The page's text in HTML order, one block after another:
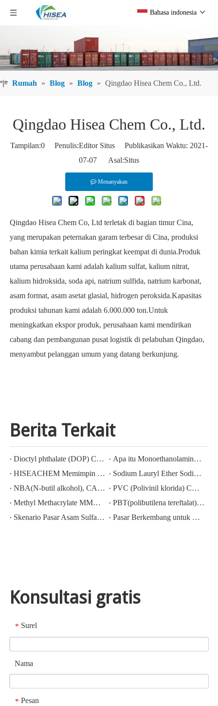
Bahasa indonesia
Rumah » Blog » Blog » Qingdao Hisea Chem Co., Ltd.
Qingdao Hisea Chem Co., Ltd.
Tampilan:0 Penulis:Editor Situs Publikasikan Waktu: 2021-
07-07 Asal:Situs
Menanyakan
Qingdao Hisea Chem Co, Ltd terletak di bagian timur Cina,
yang merupakan peternakan garam terbesar di Cina, produksi
bahan kimia terkait kalium peringkat keempat di dunia.Produk
utama perusahaan kami adalah kalium sulfat, kalium nitrat,
kalium hidroksida, soda api, natrium sulfida, natrium karbonat,
asam format, asam asetat glasial, hidrogen peroksida.Kapasitas
produksi tahunan kami adalah 6.000.000 ton.Untuk
meningkatkan ekspor produk, perusahaan kami mendirikan
cabang dan pembangunan pusat logistik di pelabuhan Qingdao,
menyambut pelanggan umum yang datang berkunjung.
Berita Terkait
Dioctyl phthalate (DOP) CAS NO.:117-81-7
Apa itu Monoethanolamine (MEA)?
HISEACHEM Memimpin Jalan: Kesuksesan Terbaru dalam Mengekspor Asam Asetat, Asam Oksalat, Asam Sulfat, Asam Nitrat, Soda Caustic, Alkali Cair, dan Sodium Metabisulfite dari Tiongkok
Sodium Lauryl Ether Sodium Lauryl Ether Sulphate(sles70%/aes 70%) CAS NO.: 68585-34-2sles70%/aes 70%) CAS NO.: 68585-34-2
NBA(N-butil alkohol), CAS NO.:71-36-3, Pengetahuan industri
PVC (Polivinil klorida) CAS NO.:9002-86-2
Methyl Methacrylate MMA CAS 80-62-6 Harga Turun Berat
PBT(polibutilena tereftalat) CAS NO.26062-94-2
Skenario Pasar Asam Sulfat Terkini di Cina: Peninjauan Setahun
Pasar Berkembang untuk Ekspor Kalium Hidroksida, Natrium Hidroksida, dan Hidrogen Peroksida dari Tiongkok: Tinjauan Tahun Lalu
Konsultasi gratis
* Surel
Nama
* Pesan